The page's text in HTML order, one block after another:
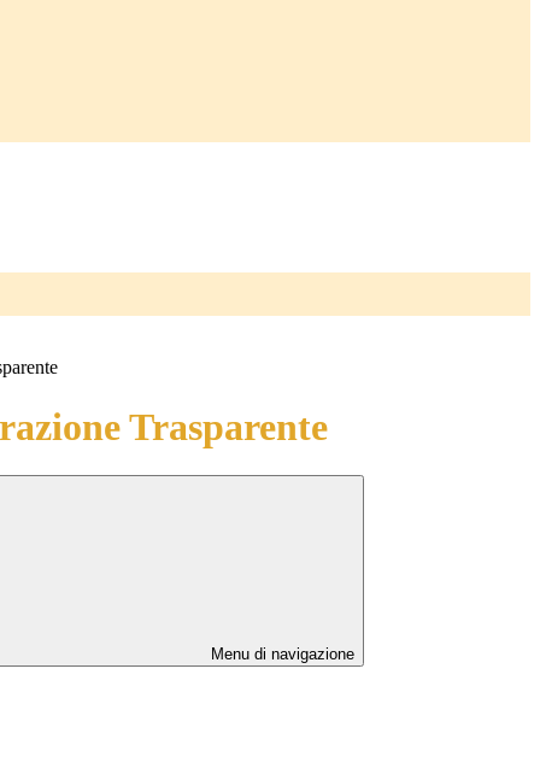
Trasparente
Menu di navigazione